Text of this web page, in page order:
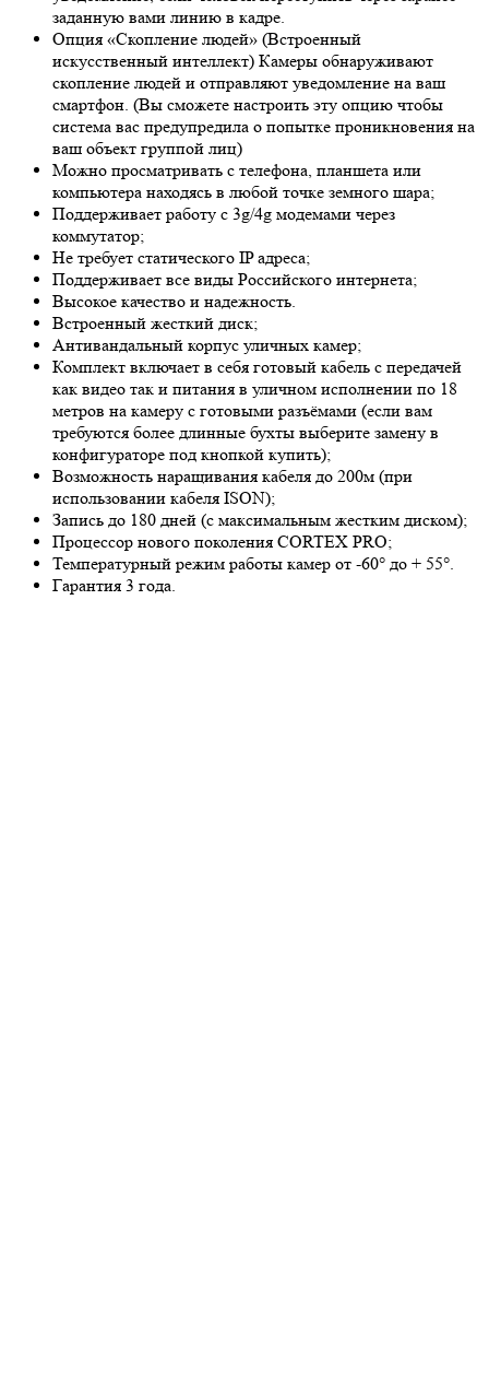
заданную вами линию в кадре.
Опция «Скопление людей» (Встроенный
искусственный интеллект) Камеры обнаруживают
скопление людей и отправляют уведомление на ваш
смартфон. (Вы сможете настроить эту опцию чтобы
система вас предупредила о попытке проникновения на
ваш объект группой лиц)
Можно просматривать с телефона, планшета или
компьютера находясь в любой точке земного шара;
Поддерживает работу с 3g/4g модемами через
коммутатор;
Не требует статического IP адреса;
Поддерживает все виды Российского интернета;
Высокое качество и надежность.
Встроенный жесткий диск;
Антивандальный корпус уличных камер;
Комплект включает в себя готовый кабель с передачей
как видео так и питания в уличном исполнении по 18
метров на камеру с готовыми разъёмами (если вам
требуются более длинные бухты выберите замену в
конфигураторе под кнопкой купить);
Возможность наращивания кабеля до 200м (при
использовании кабеля ISON);
Запись до 180 дней (с максимальным жестким диском);
Процессор нового поколения CORTEX PRO;
Температурный режим работы камер от -60° до + 55°.
Гарантия 3 года.